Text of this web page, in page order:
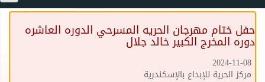
حفل ختام مهرجان الحريه المسرحي الدوره العاشره
دوره المخرج الكبير خالد جلال
2024-11-08
مركز الحرية للإبداع بالإسكندرية